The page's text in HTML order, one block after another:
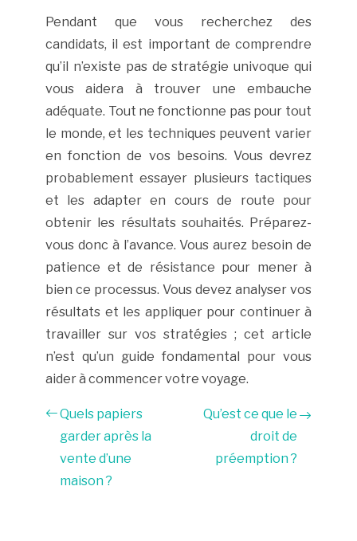
Pendant que vous recherchez des
candidats, il est important de comprendre
qu’il n’existe pas de stratégie univoque qui
vous aidera à trouver une embauche
adéquate. Tout ne fonctionne pas pour tout
le monde, et les techniques peuvent varier
en fonction de vos besoins. Vous devrez
probablement essayer plusieurs tactiques
et les adapter en cours de route pour
obtenir les résultats souhaités. Préparez-
vous donc à l’avance. Vous aurez besoin de
patience et de résistance pour mener à
bien ce processus. Vous devez analyser vos
résultats et les appliquer pour continuer à
travailler sur vos stratégies ; cet article
n’est qu’un guide fondamental pour vous
aider à commencer votre voyage.
Quels papiers
garder après la
vente d’une
maison ?
Qu’est ce que le
droit de
préemption ?